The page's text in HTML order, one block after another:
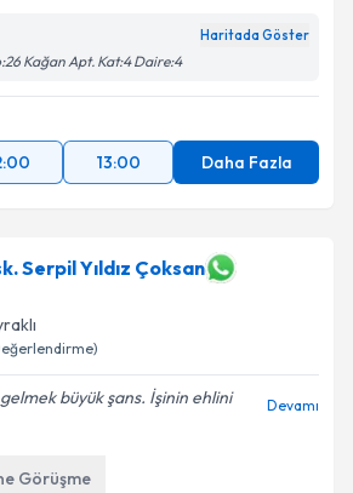
Haritada Göster
Kağan Apt. Kat:4 Daire:4
13:00 Daha Fazla
Serpil Yıldız Çoksan
büyük şans. İşinin ehlini
Devamı
Görüşme